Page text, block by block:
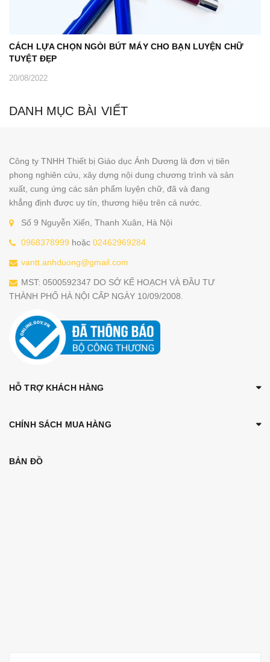
CÁCH LỰA CHỌN NGÒI BÚT MÁY CHO BẠN LUYỆN CHỮ
TUYỆT ĐẸP
20/08/2022
DANH MỤC BÀI VIẾT
Công ty TNHH Thiết bị Giáo dục Ánh Dương là đơn vị tiên
phong nghiên cứu, xây dựng nội dung chương trình và sản
xuất, cung ứng các sản phẩm luyện chữ, đã và đang
khẳng định được uy tín, thương hiệu trên cả nước.
Số 9 Nguyễn Xiển, Thanh Xuân, Hà Nội
0968378999 hoặc 02462969284
vantt.anhduong@gmail.com
MST: 0500592347 DO SỞ KẾ HOẠCH VÀ ĐẦU TƯ
THÀNH PHỐ HÀ NỘI CẤP NGÀY 10/09/2008.
HỖ TRỢ KHÁCH HÀNG
CHÍNH SÁCH MUA HÀNG
BẢN ĐỒ